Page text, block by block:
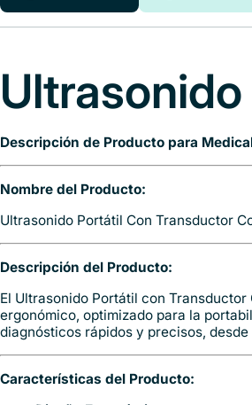
Descripción de Producto para
Nombre del Producto:
Ultrasonido Portátil Con Transductor
Descripción del Producto:
El Ultrasonido Portátil con
ergonómico, optimizado para la
diagnósticos rápidos y precisos,
Características del Producto: